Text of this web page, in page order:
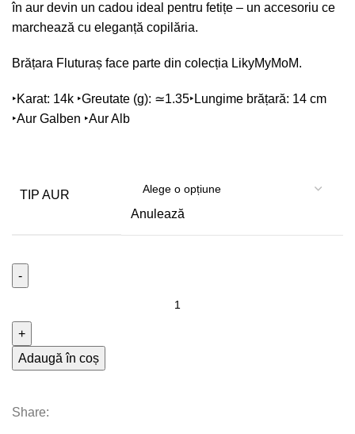
în aur devin un cadou ideal pentru fetițe – un accesoriu ce
marchează cu eleganță copilăria.
Brățara Fluturaș face parte din colecția LikyMyMoM.
‣Karat: 14k ‣Greutate (g): ≃1.35‣Lungime brățară: 14 cm
‣Aur Galben ‣Aur Alb
TIP AUR
Anulează
Adaugă în coș
Share: